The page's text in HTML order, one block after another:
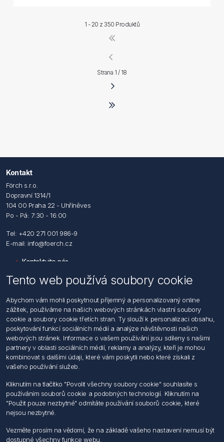
1 - 20 z350 Produktů
Strana 1 / 18
Kontakt
Förch s.r.o.
Dopravní 1314/1
104 00 Praha 22 - Uhříněves
Po - Pá: 7:30 - 16:00
Tel: +420 271 001 986-9
E-mail: info@foerch.cz
Kontaktujte nás
Hledat
Dodržování předpisů
Zásady zpracování osobních údajů fyzických osob
Podmínky zasílání elektronických dokumentu
Všeobecné dodací a obchodní podmínky
Informace o nakládaní s elektroodpadem
Můj účet
Můj účet
Objednávky
Adresy
Tento web používá soubory cookie
Abychom vám mohli poskytnout příjemný a personalizovaný online
zážitek, používáme na našich webových stránkách vlastní soubory
cookie a soubory cookie třetích stran. Ty slouží k personalizaci obsahu,
poskytování funkcí sociálních médií a analýze návštěvnosti našich
webových stránek. Informace o vašem používání jsou sdíleny s našimi
partnery v oblasti sociálních médií, reklamy a analýzy, kteří je mohou
kombinovat s dalšími údaji, které vám poskytli nebo které získali z
vašeho používání služeb.
Kliknutím na tlačítko "Povolit všechny soubory cookie" souhlasíte s
používáním souborů cookie a podobných technologií. Kliknutím na
"Použit pouze nezbytné" odmítáte používání souborů cookie, které
nejsou nezbytné.
Vezměte prosím na vědomí, že na základě vašeho nastavení nemusí být
dostupné všechny funkce webu.